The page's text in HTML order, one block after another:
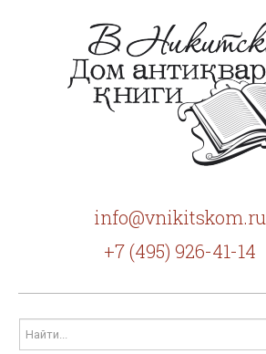
info@vnikitskom.ru
+7 (495) 926-41-14